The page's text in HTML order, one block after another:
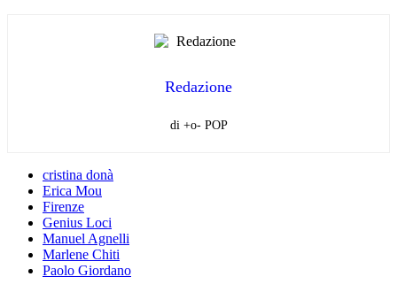
Redazione
di +o- POP
cristina donà
Erica Mou
Firenze
Genius Loci
Manuel Agnelli
Marlene Chiti
Paolo Giordano